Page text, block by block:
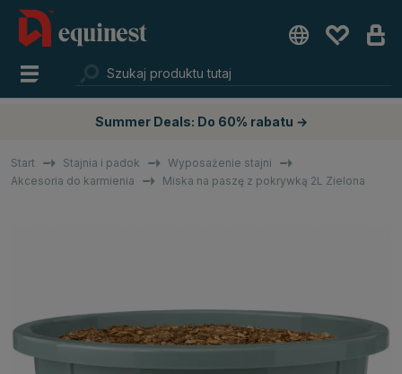
Summer Deals: Do 60% rabatu →
Start Stajnia i padok
Wyposażenie stajni
Akcesoria do karmienia
Miska na paszę z pokrywką 2L Zielona